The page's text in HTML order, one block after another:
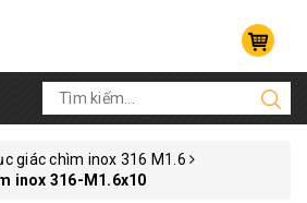
giác chìm inox 316 M1.6
inox 316-M1.6x10